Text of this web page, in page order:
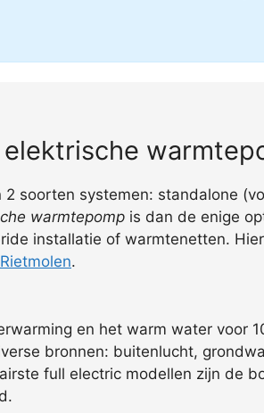
soorten systemen: standalone
warmtepomp is dan de enige
installatie of warmtenetten.
.
en het warm water voor
bronnen: buitenlucht,
full electric modellen zijn de